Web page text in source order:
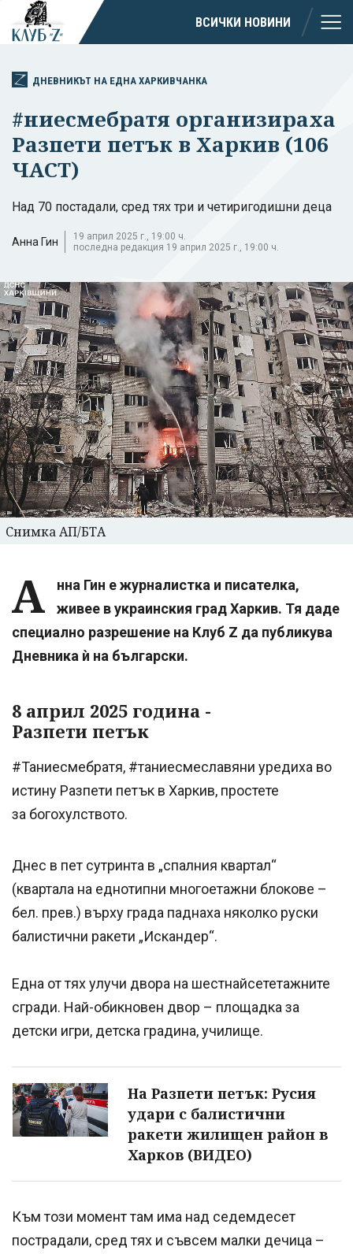
ВСИЧКИ НОВИНИ
ДНЕВНИКЪТ НА ЕДНА ХАРКИВЧАНКА
#ниесмебратя организираха
Разпети петък в Харкив (106
ЧАСТ)
Над 70 постадали, сред тях три и четиригодишни деца
Анна Гин
19 април 2025 г., 19:00 ч.
последна редакция 19 април 2025 г., 19:00 ч.
Снимка АП/БТА
А
нна Гин е журналистка и писателка,
живее в украинския град Харкив. Тя даде
специално разрешение на Клуб Z да публикува
Дневника ѝ на български.
8 април 2025 година -
Разпети петък
#Таниесмебратя, #таниесмеславяни уредиха во
истину Разпети петък в Харкив, простете
за богохулството.
Днес в пет сутринта в „спалния квартал“
(квартала на еднотипни многоетажни блокове –
бел. прев.) върху града паднаха няколко руски
балистични ракети „Искандер“.
Една от тях улучи двора на шестнайсететажните
сгради. Най-обикновен двор – площадка за
детски игри, детска градина, училище.
На Разпети петък: Русия
удари с балистични
ракети жилищен район в
Харков (ВИДЕО)
Към този момент там има над седемдесет
пострадали, сред тях и съвсем малки дечица –